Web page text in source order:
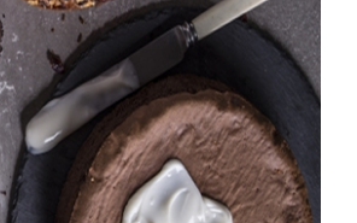
ΛΕΠΤΟΜΈΡΕΙΕΣ